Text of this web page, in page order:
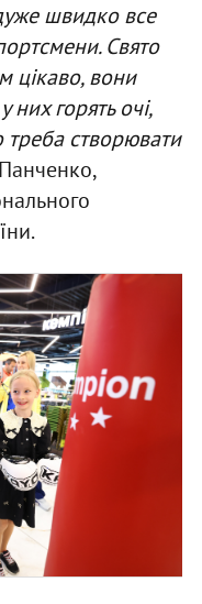
швидко все
. Свято
цікаво, вони
них горять очі,
треба створювати